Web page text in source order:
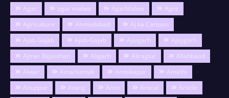
Agar
agar malwa AgarMalwa
Agra
Agriculture
Ahmedabad
Aj ka Cartoon
Ajab Gajab
Ajab-Gajab Ajaigarh
Ajaygarh
Ajmer Rajasthan
Aligarh Alirajpur
Allahbaad
Alwar
Amarkantak Ambikapur
Amethi
Anuppur
Arang Aron Artical
Article